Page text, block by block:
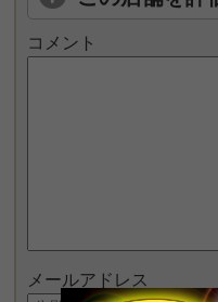
コメント
メールアドレス